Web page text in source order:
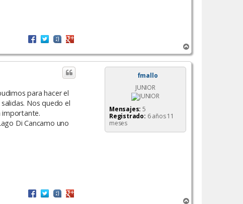
r
r
fmallo
JUNIOR
Mensajes: 5
Registrado: 6 años 11
meses
para hacer el
Nos quedo el
importante.
Di Cancamo uno